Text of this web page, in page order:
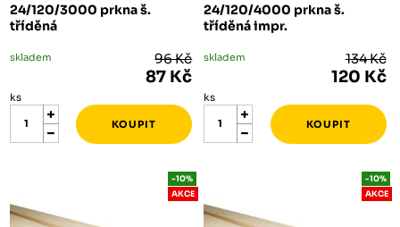
24/120/3000 prkna š.
tříděná
skladem 96 Kč
87 Kč
ks
24/120/4000 prkna š.
tříděná impr.
skladem 134 Kč
120 Kč
ks
-10%
AKCE
-10%
AKCE